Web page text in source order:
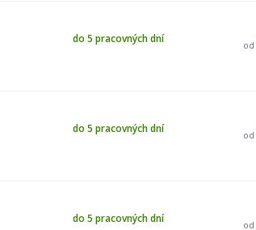
od
do 5 pracovných dní
od
do 5 pracovných dní
od
do 5 pracovných dní